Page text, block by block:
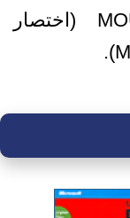
-حضّر نفسك للامتحان MOUS (اختصار